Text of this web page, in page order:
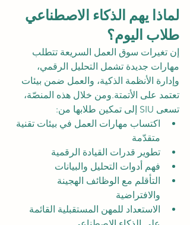
لماذا يهم الذكاء الاصطناعي
طلاب اليوم؟
إن تغيرات سوق العمل السريعة تتطلب
مهارات جديدة تشمل التحليل الرقمي،
وإدارة الأنظمة الذكية، والعمل ضمن بيئات
تعتمد على الأتمتة.ومن خلال هذه المنصّة،
تسعى SIU إلى تمكين طلابها من:
اكتساب مهارات العمل في بيئات تقنية
متقدّمة
تطوير قدرات القيادة الرقمية
فهم أدوات التحليل والبيانات
التأقلم مع الوظائف الهجينة
والافتراضية
الاستعداد للمهن المستقبلية القائمة